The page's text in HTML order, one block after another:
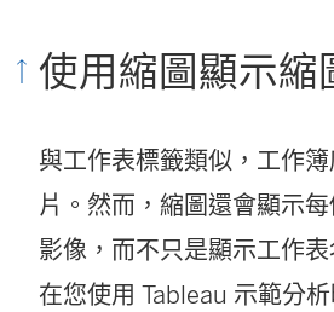
使用縮圖顯示縮
與工作表標籤類似，工作
片。然而，縮圖還會顯示
影像，而不只是顯示工作
在您使用 Tableau 示範分